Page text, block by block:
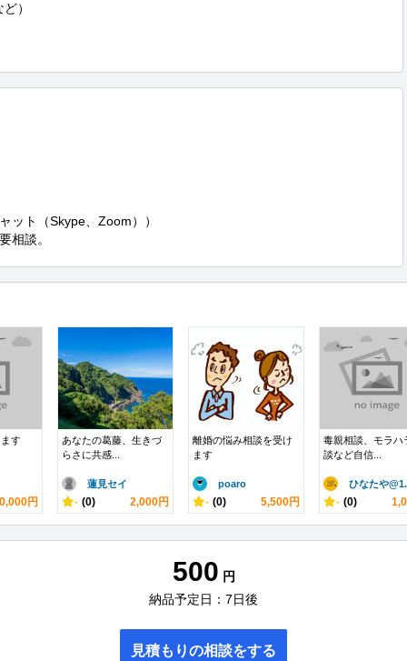
）
ット（Skype、Zoom））
相談。
す
円
あなたの葛藤、生きづ
らさに共感...
蓮見セイ
- (0) 2,000円
離婚の悩み相談を受け
ます
poaro
- (0) 5,500円
毒親相談、モラハ
談など自信...
ひなたや
- (0)
500 円
納品予定日：7日後
見積もりの相談をする